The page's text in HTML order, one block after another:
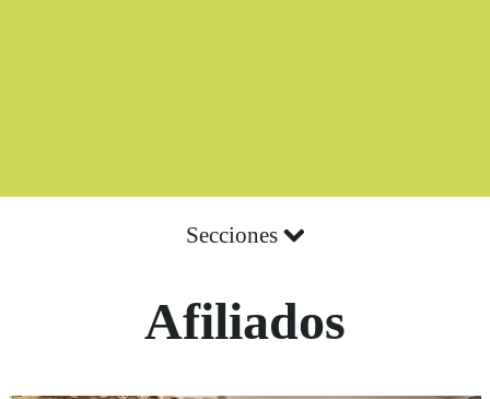
Secciones
Afiliados